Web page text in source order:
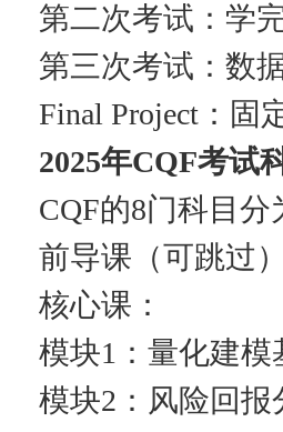
第二次考试：学
第三次考试：数
Final Project：固
2025年CQF考试
CQF的8门科目
前导课（可跳过
核心课：
模块1：量化建
模块2：风险回